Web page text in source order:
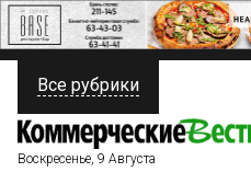
ПОЛИТИКА
ФИНАНСЫ
Все рубрики
Воскресенье, 9 Августа